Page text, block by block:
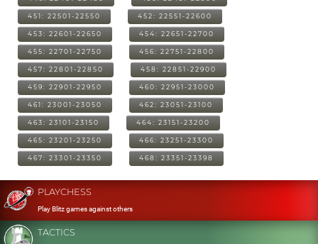
451: 22501-22550 452: 22551-22600
453: 22601-22650 454: 22651-22700
455: 22701-22750 456: 22751-22800
457: 22801-22850 458: 22851-22900
459: 22901-22950 460: 22951-23000
461: 23001-23050 462: 23051-23100
463: 23101-23150 464: 23151-23200
465: 23201-23250 466: 23251-23300
467: 23301-23350 468: 23351-23398
PLAYCHESS
Play Blitz games against others
TACTICS